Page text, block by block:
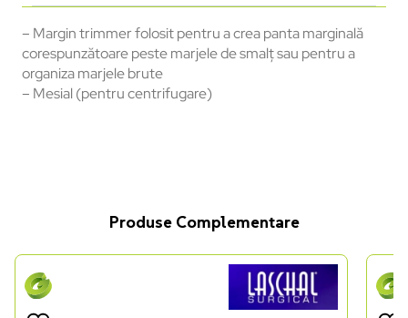
– Margin trimmer folosit pentru a crea panta marginală
corespunzătoare peste marjele de smalț sau pentru a
organiza marjele brute
– Mesial (pentru centrifugare)
Produse Complementare